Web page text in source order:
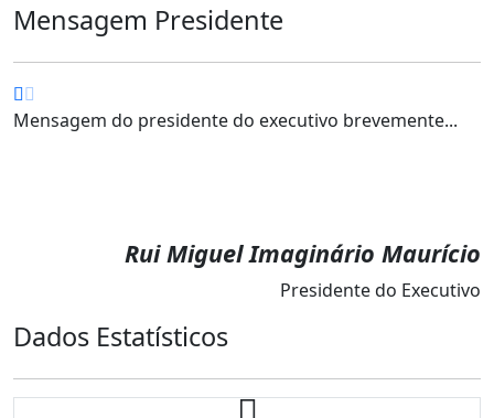
Mensagem Presidente
Mensagem do presidente do executivo brevemente...
Rui Miguel Imaginário Maurício
Presidente do Executivo
Dados Estatísticos